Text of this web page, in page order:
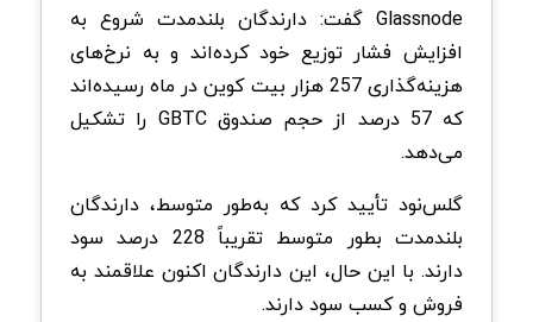
Glassnode گفت: دارندگان بلندمدت شروع به
افزایش فشار توزیع خود کرده‌اند و به نرخ‌های
هزینه‌گذاری 257 هزار بیت کوین در ماه رسیده‌اند
که 57 درصد از حجم صندوق GBTC را تشکیل
می‌دهد.
گلس‌نود تأیید کرد که به‌طور متوسط، دارندگان
بلندمدت بطور متوسط تقریباً 228 درصد سود
دارند. با این حال، این دارندگان اکنون علاقمند به
فروش و کسب سود دارند.